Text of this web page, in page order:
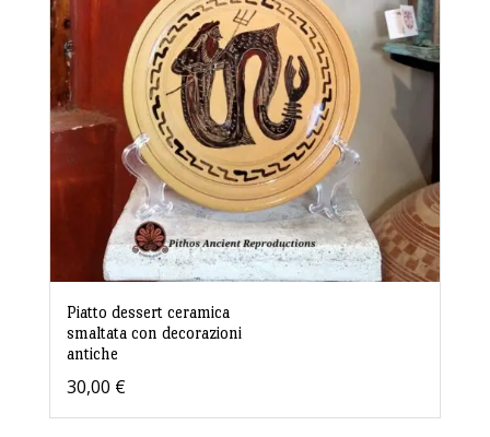
Piatto dessert ceramica
smaltata con decorazioni
antiche
30,00 €